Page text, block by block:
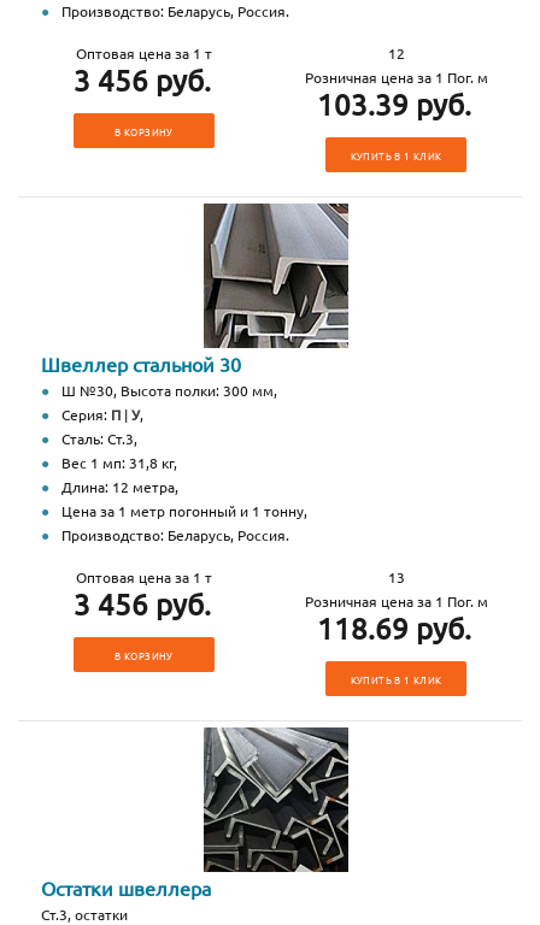
Производство: Беларусь, Россия.
Оптовая цена за 1 т
3 456 руб.
В КОРЗИНУ
12
Розничная цена за 1 Пог. м
103.39 руб.
КУПИТЬ В 1 КЛИК
Швеллер стальной 30
Ш №30, Высота полки: 300 мм,
Серия: П |У,
Сталь: Ст.3,
Вес 1 мп: 31,8 кг,
Длина: 12 метра,
Цена за 1 метр погонный и 1 тонну,
Производство: Беларусь, Россия.
Оптовая цена за 1 т
3 456 руб.
В КОРЗИНУ
13
Розничная цена за 1 Пог. м
118.69 руб.
КУПИТЬ В 1 КЛИК
Остатки швеллера
Ст.3, остатки